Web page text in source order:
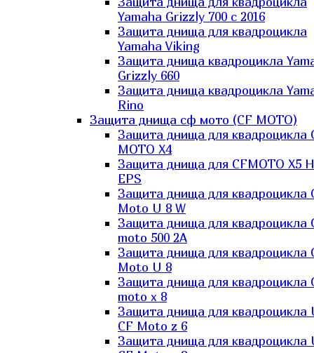
Yamaha Grizzly 700 с 2016
Защита днища для квадроцикла
Yamaha Viking
Защита днища квадроцикла
Grizzly 660
Защита днища квадроцикла
Rino
Защита днища сф мото (CF MOTO)
Защита днища для квадроцикла
MOTO X4
Защита днища для CFMOTO X5
EPS
Защита днища для квадроцикла
Moto U 8 W
Защита днища для квадроцикла
moto 500 2A
Защита днища для квадроцикла
Moto U 8
Защита днища для квадроцикла
moto x 8
Защита днища для квадроцикла
CF Moto z 6
Защита днища для квадроцикла